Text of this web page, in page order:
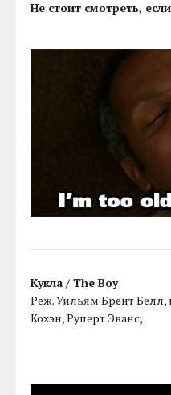
Не стоит смотреть,
Кукла / The Boy
Реж. Уильям Брент Белл,
Кохэн, Руперт Эванс,